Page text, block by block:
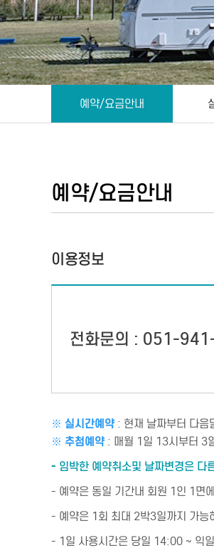
예약/요금안내
예약/요금안내
이용정보
전화문의 : 051-
※ 실시간예약 : 현재 날짜부터 다음
※ 추첨예약 : 매월 1일 13시부터 3
- 임박한 예약취소및 날짜변경은 다
- 예약은 동일 기간내 회원 1인 1면
- 예약은 1회 최대 2박3일까지 가능
- 1일 사용시간은 당일 14:00 ~ 익